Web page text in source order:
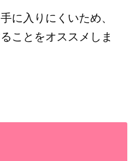
に入りにくいため、
ことをオススメしま